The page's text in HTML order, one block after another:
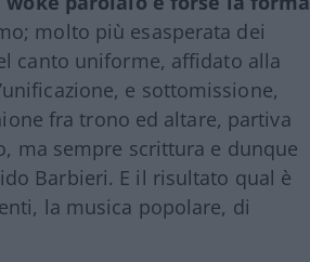
molto più esasperata dei
canto uniforme, affidato alla
e sottomissione,
fra trono ed altare, partiva
ma sempre scrittura e dunque
Barbieri. E il risultato qual è
la musica popolare, di